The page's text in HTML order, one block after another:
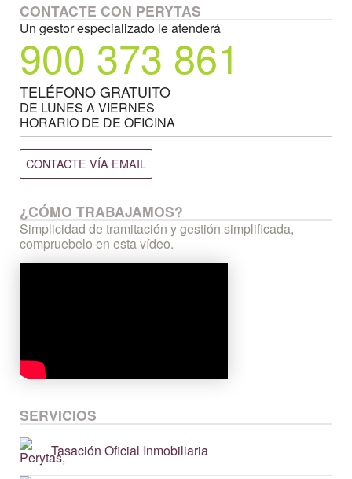
CONTACTE CON PERYTAS
Un gestor especializado le atenderá
900 373 861
TELÉFONO GRATUITO
DE LUNES A VIERNES
HORARIO DE DE OFICINA
CONTACTE VÍA EMAIL
¿CÓMO TRABAJAMOS?
Simplicidad de tramitación y gestión simplificada,
compruebelo en esta vídeo.
SERVICIOS
Tasación Oficial Inmobiliaria